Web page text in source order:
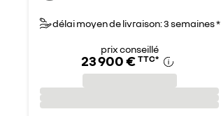
délai moyen de livraison: 3 semaines *
prix conseillé
23 900 € TTC*